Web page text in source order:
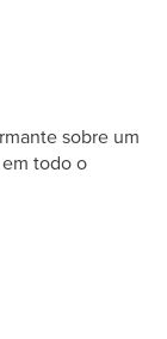
sobre um
todo o